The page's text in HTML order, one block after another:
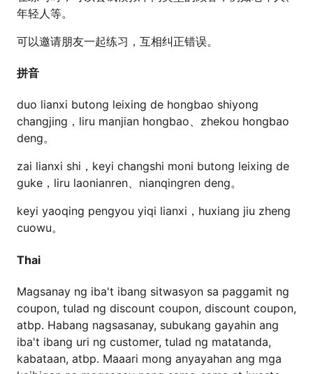
年轻人等。
可以邀请朋友一起练习，互相纠正错误。
拼音
duo lianxi butong leixing de hongbao shiyong
changjing，liru manjian hongbao、zhekou hongbao
deng。
zai lianxi shi，keyi changshi moni butong leixing de
guke，liru laonianren、nianqingren deng。
keyi yaoqing pengyou yiqi lianxi，huxiang jiu zheng
cuowu。
Thai
Magsanay ng iba't ibang sitwasyon sa paggamit ng
coupon, tulad ng discount coupon, discount coupon,
atbp. Habang nagsasanay, subukang gayahin ang
iba't ibang uri ng customer, tulad ng matatanda,
kabataan, atbp. Maaari mong anyayahan ang mga